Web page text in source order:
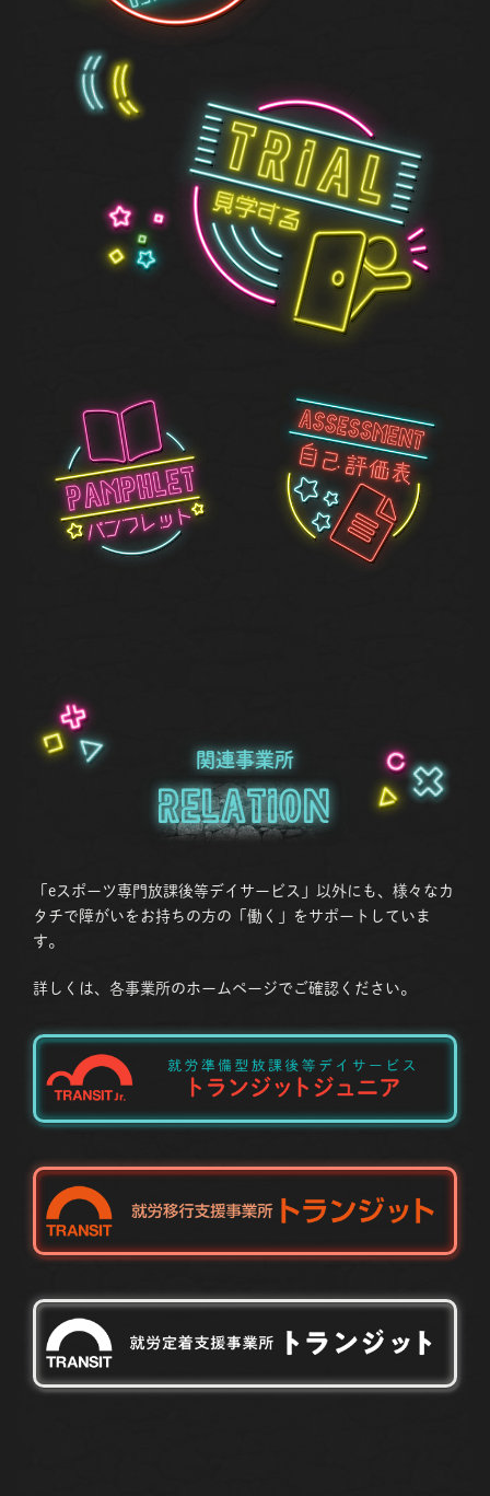
関連事業所
Relation
「eスポーツ専門放課後等デイサービス」以外にも、様々なカ
タチで障がいをお持ちの方の「働く」をサポートしていま
す。
詳しくは、各事業所のホームページでご確認ください。